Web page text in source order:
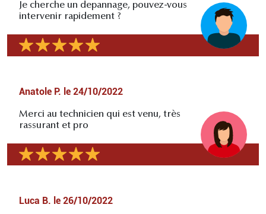
Je cherche un depannage, pouvez-vous
intervenir rapidement ?
Anatole P. le 24/10/2022
Merci au technicien qui est venu, très
rassurant et pro
Luca B. le 26/10/2022